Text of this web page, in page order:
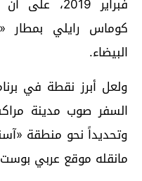
كوماس رايلي بمطار
البيضاء.
ولعل أبرز نقطة في
السفر صوب مدينة
وتحديداً نحو منطقة
مانقله موقع عربي